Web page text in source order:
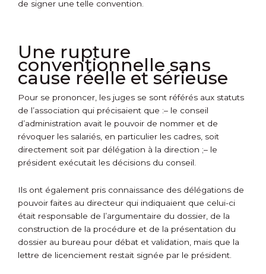
de signer une telle convention.
Une rupture
conventionnelle sans
cause réelle et sérieuse
Pour se prononcer, les juges se sont référés aux statuts
de l’association qui précisaient que :– le conseil
d’administration avait le pouvoir de nommer et de
révoquer les salariés, en particulier les cadres, soit
directement soit par délégation à la direction ;– le
président exécutait les décisions du conseil.
Ils ont également pris connaissance des délégations de
pouvoir faites au directeur qui indiquaient que celui-ci
était responsable de l’argumentaire du dossier, de la
construction de la procédure et de la présentation du
dossier au bureau pour débat et validation, mais que la
lettre de licenciement restait signée par le président.